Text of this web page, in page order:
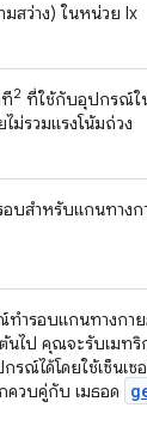
มสว่าง) ในหน่วย lx
2 ที่ใช้กับอุปกรณ์ใ
ม่รวมแรงโน้มถ่วง
อบสำหรับแกนทาง
ำรอบแกนทางกา
นไป คุณจะรับเมทริ
ณ์ได้โดยใช้เซ็นเซ
ควบคู่กับ เมธอด